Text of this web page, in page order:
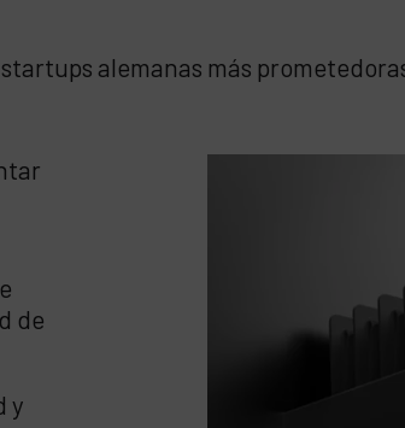
alemanas más
de
y